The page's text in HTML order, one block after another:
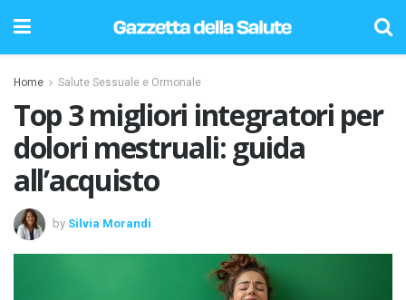
Home Salute Sessuale e Ormonale
Top 3 migliori integratori per
dolori mestruali: guida
all’acquisto
by Silvia Morandi